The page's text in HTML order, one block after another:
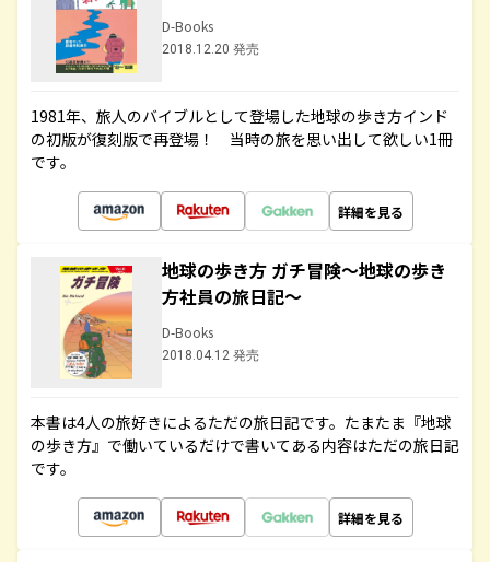
D-Books
2018.12.20 発売
1981年、旅人のバイブルとして登場した地球の歩き方インド
の初版が復刻版で再登場！ 当時の旅を思い出して欲しい1冊
です。
詳細を見る
地球の歩き方 ガチ冒険～地球の歩き
方社員の旅日記～
D-Books
2018.04.12 発売
本書は4人の旅好きによるただの旅日記です。たまたま『地球
の歩き方』で働いているだけで書いてある内容はただの旅日記
です。
詳細を見る